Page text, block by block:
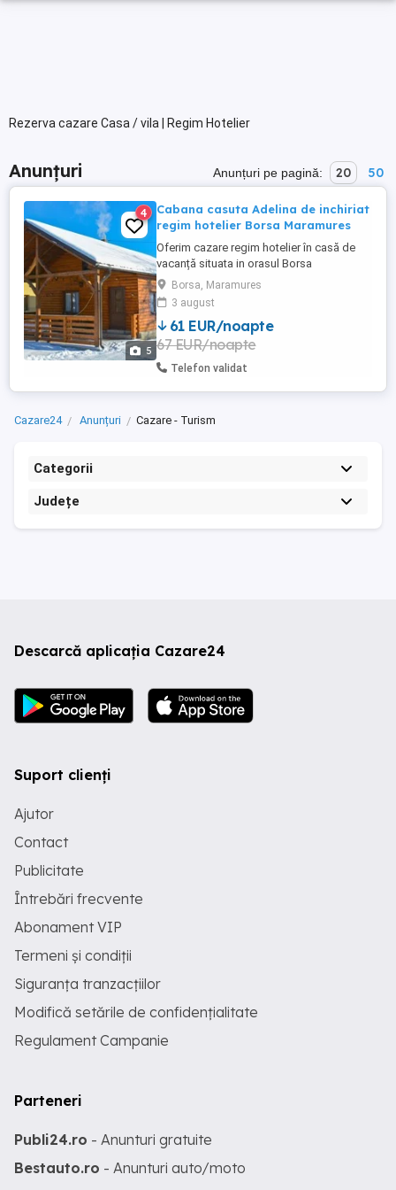
Rezerva cazare Casa / vila | Regim Hotelier
Anunțuri Anunțuri pe pagină: 20 50
5
4
Cabana casuta Adelina de inchiriat
regim hotelier Borsa Maramures
Oferim cazare regim hotelier în casă de
vacanță situata in orasul Borsa
Maramures.Cabana are 1 dormitor
matrimonial, living cu canapea extensibila,
bucătărie utilată complet si baie.
Capacitate maximă 4-5 persoane. Se
inchriaza complet. Pentru o experiență
superbă avem ciubăr cu hidromasaj și
luminițe ...
Borsa, Maramures
3 august
61 EUR/noapte
67 EUR/noapte
Telefon validat
Cazare24 Anunțuri Cazare - Turism
Categorii
Județe
Descarcă aplicația Cazare24
Suport clienți
Ajutor
Contact
Publicitate
Întrebări frecvente
Abonament VIP
Termeni și condiții
Siguranța tranzacțiilor
Modifică setările de confidențialitate
Regulament Campanie
Parteneri
Publi24.ro - Anunturi gratuite
Bestauto.ro - Anunturi auto/moto